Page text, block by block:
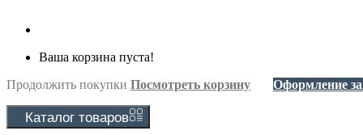
Ваша корзина пуста!
Продолжить покупки Посмотреть корзину Оформление
Каталог товаров